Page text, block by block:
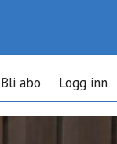
Bli abo Logg inn